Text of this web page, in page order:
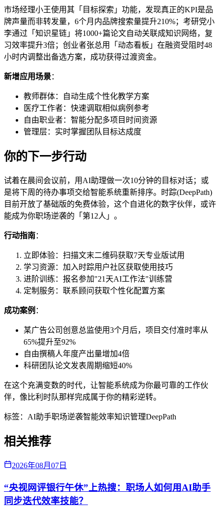
市场经理小王使用其「目标探索」功能，发现真正的KPI是品
牌声量而非转发量，6个月内品牌搜索量提升210%；考研党小
李通过「知识星链」将1000+篇论文自动关联成知识网络，复
习效率提升3倍；创业者张总用「动态看板」在融资受阻时48
小时内调整出备选方案，成功获得过渡资金。
新增应用场景：
教师群体：自动生成个性化教学方案
医疗工作者：快速调取相似病例参考
自由职业者：智能分配多项目时间资源
管理层：实时掌握团队目标达成度
你的下一步行动
试着在晨间会议前，用AI助理做一次10分钟的目标对话；或
是将下周的待办事项交给智能系统重新排序。时踪(DeepPath)
目前开放了基础版的免费体验，这个自进化的数字伙伴，或许
能成为你职场逆袭的「第12人」。
行动指南：
立即体验：扫描文末二维码获取7天专业版试用
学习资源：加入时踪用户社区获取使用技巧
进阶训练：报名参加"21天AI工作法"训练营
定制服务：联系顾问获取个性化配置方案
成功案例 ：
某广告公司创意总监使用3个月后，项目交付准时率从
65%提升至92%
自由撰稿人年度产出量增加4倍
科研团队论文发表周期缩短40%
在这个充满变数的时代，让智能系统成为你最可靠的工作伙
伴，像比利时队那样完成属于你的精彩逆转。
标签： AI助手职场逆袭智能效率知识管理DeepPath
相关推荐
2026年08月07日
“央视网评银行午休”上热搜：职场人如何用AI助手
同步迭代效率技能？